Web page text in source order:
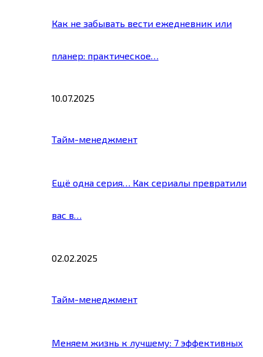
Как не забывать вести ежедневник или
планер: практическое…
10.07.2025
Тайм-менеджмент
Ещё одна серия… Как сериалы превратили
вас в…
02.02.2025
Тайм-менеджмент
Меняем жизнь к лучшему: 7 эффективных